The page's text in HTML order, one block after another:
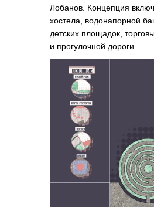
Лобанов. Концепция
хостела, водонапорной
детских площадок,
и прогулочной дороги.